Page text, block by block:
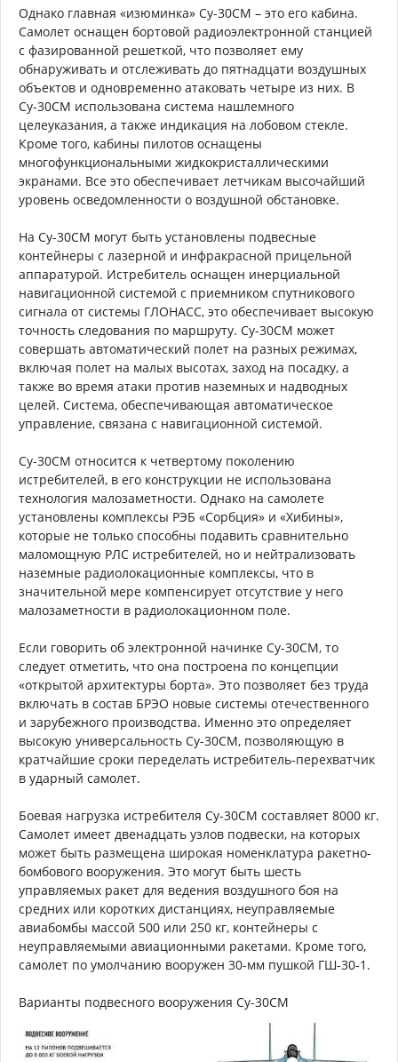
Однако главная «изюминка» Су-30СМ – это его кабина.
Самолет оснащен бортовой радиоэлектронной станцией
с фазированной решеткой, что позволяет ему
обнаруживать и отслеживать до пятнадцати воздушных
объектов и одновременно атаковать четыре из них. В
Су-30СМ использована система нашлемного
целеуказания, а также индикация на лобовом стекле.
Кроме того, кабины пилотов оснащены
многофункциональными жидкокристаллическими
экранами. Все это обеспечивает летчикам высочайший
уровень осведомленности о воздушной обстановке.
На Су-30СМ могут быть установлены подвесные
контейнеры с лазерной и инфракрасной прицельной
аппаратурой. Истребитель оснащен инерциальной
навигационной системой с приемником спутникового
сигнала от системы ГЛОНАСС, это обеспечивает высокую
точность следования по маршруту. Су-30СМ может
совершать автоматический полет на разных режимах,
включая полет на малых высотах, заход на посадку, а
также во время атаки против наземных и надводных
целей. Система, обеспечивающая автоматическое
управление, связана с навигационной системой.
Су-30СМ относится к четвертому поколению
истребителей, в его конструкции не использована
технология малозаметности. Однако на самолете
установлены комплексы РЭБ «Сорбция» и «Хибины»,
которые не только способны подавить сравнительно
маломощную РЛС истребителей, но и нейтрализовать
наземные радиолокационные комплексы, что в
значительной мере компенсирует отсутствие у него
малозаметности в радиолокационном поле.
Если говорить об электронной начинке Су-30СМ, то
следует отметить, что она построена по концепции
«открытой архитектуры борта». Это позволяет без труда
включать в состав БРЭО новые системы отечественного
и зарубежного производства. Именно это определяет
высокую универсальность Су-30СМ, позволяющую в
кратчайшие сроки переделать истребитель-перехватчик
в ударный самолет.
Боевая нагрузка истребителя Су-30СМ составляет 8000 кг.
Самолет имеет двенадцать узлов подвески, на которых
может быть размещена широкая номенклатура ракетно-
бомбового вооружения. Это могут быть шесть
управляемых ракет для ведения воздушного боя на
средних или коротких дистанциях, неуправляемые
авиабомбы массой 500 или 250 кг, контейнеры с
неуправляемыми авиационными ракетами. Кроме того,
самолет по умолчанию вооружен 30-мм пушкой ГШ-30-1.
Варианты подвесного вооружения Су-30СМ